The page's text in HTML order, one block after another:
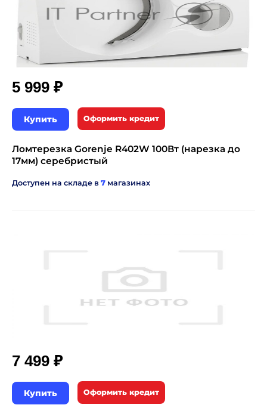
5 999 ₽
Купить Оформить кредит
Ломтерезка Gorenje R402W 100Вт (нарезка до
17мм) серебристый
Доступен на складе в 7 магазинах
7 499 ₽
Купить Оформить кредит